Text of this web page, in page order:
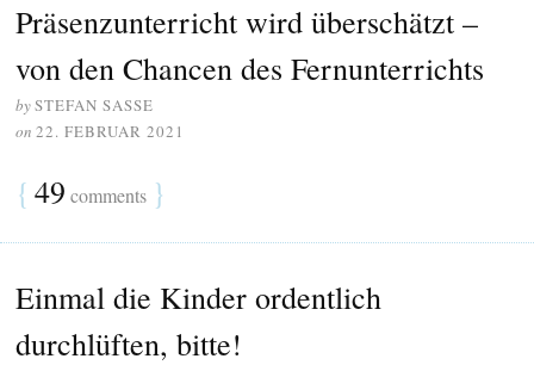
Präsenzunterricht wird überschätzt –
von den Chancen des Fernunterrichts
bySTEFAN SASSE
on 22. FEBRUAR 2021
{ 49 comments }
Einmal die Kinder ordentlich
durchlüften, bitte!